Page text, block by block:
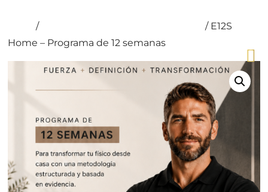
/
/ E12S
Home – Programa de 12 semanas